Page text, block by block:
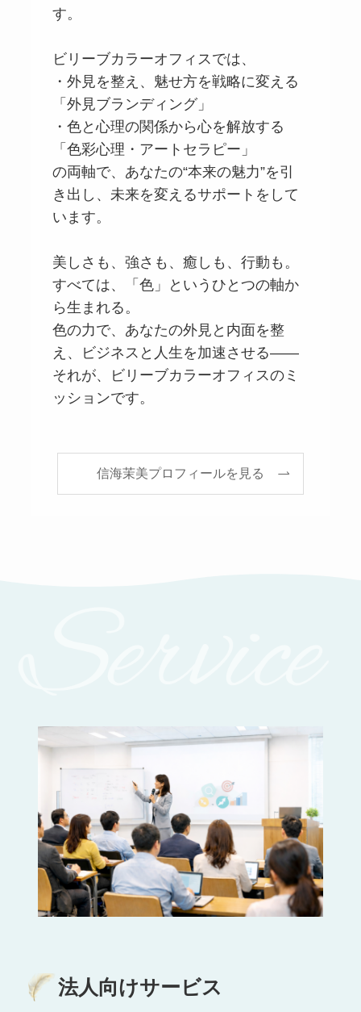
す。
ビリーブカラーオフィスでは、
・外見を整え、魅せ方を戦略に変える
「外見ブランディング」
・色と心理の関係から心を解放する
「色彩心理・アートセラピー」
の両軸で、あなたの“本来の魅力”を引
き出し、未来を変えるサポートをして
います。
美しさも、強さも、癒しも、行動も。
すべては、「色」というひとつの軸か
ら生まれる。
色の力で、あなたの外見と内面を整
え、ビジネスと人生を加速させる――
それが、ビリーブカラーオフィスのミ
ッションです。
信海茉美プロフィールを見る
法人向けサービス